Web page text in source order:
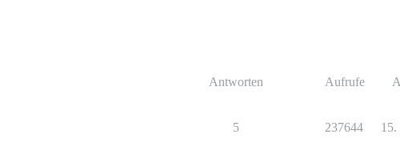
Antworten Aufrufe
5 237644 15.